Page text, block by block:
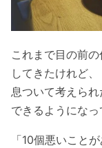
これまで目の前
してきたけれど
息ついて考えら
できるようになっ
「10個悪いこと